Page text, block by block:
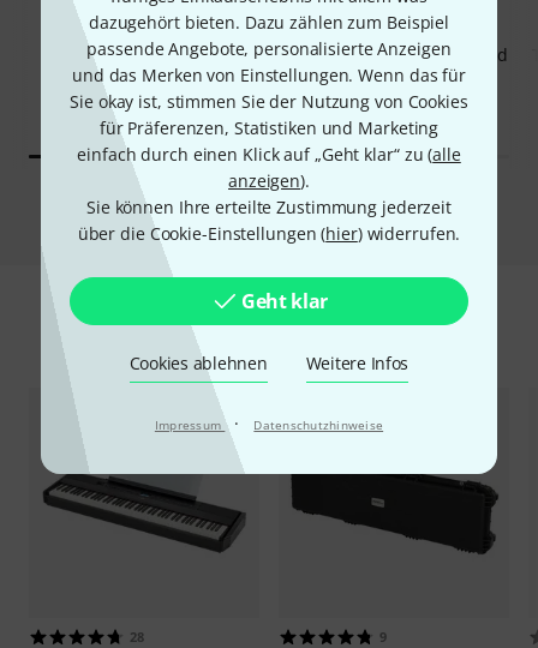
dazugehört bieten. Dazu zählen zum Beispiel
passende Angebote, personalisierte Anzeigen
und das Merken von Einstellungen. Wenn das für
Sie okay ist, stimmen Sie der Nutzung von Cookies
für Präferenzen, Statistiken und Marketing
einfach durch einen Klick auf „Geht klar“ zu (alle
anzeigen).
Sie können Ihre erteilte Zustimmung jederzeit
über die Cookie-Einstellungen (hier) widerrufen.
Geht klar
Cookies ablehnen Weitere Infos
Impressum · Datenschutzhinweise
KAUFTEN
GENAU DIESES PRODUKT
198 €
KAUFTEN
Thomann Voyager Keyboard
10L
225 €
Vergleichen
Zubehör & passende Artikel
28 9